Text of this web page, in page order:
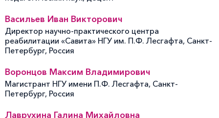
Васильев Иван Викторович
Директор научно-практического центра
реабилитации «Савита» НГУ им. П.Ф. Лесгафта, Санкт-
Петербург, Россия
Воронцов Максим Владимирович
Магистрант НГУ имени П.Ф. Лесгафта, Санкт-
Петербург, Россия
Лаврухина Галина Михайловна